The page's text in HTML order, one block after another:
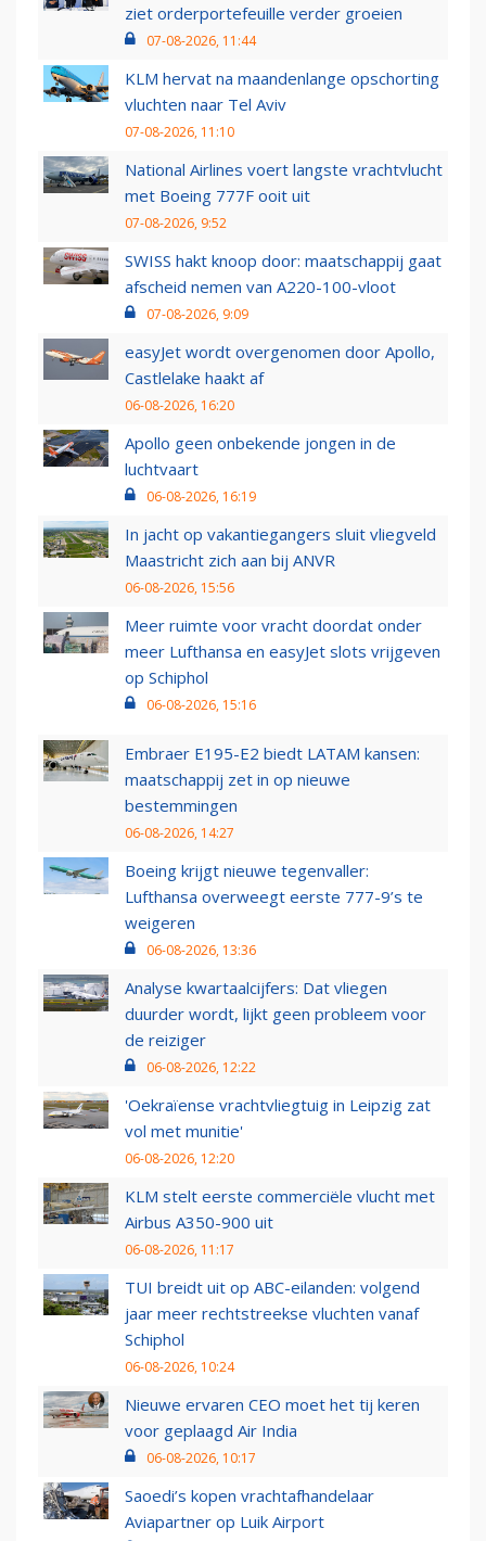
ziet orderportefeuille verder groeien
07-08-2026, 11:44
KLM hervat na maandenlange opschorting
vluchten naar Tel Aviv
07-08-2026, 11:10
National Airlines voert langste vrachtvlucht
met Boeing 777F ooit uit
07-08-2026, 9:52
SWISS hakt knoop door: maatschappij gaat
afscheid nemen van A220-100-vloot
07-08-2026, 9:09
easyJet wordt overgenomen door Apollo,
Castlelake haakt af
06-08-2026, 16:20
Apollo geen onbekende jongen in de
luchtvaart
06-08-2026, 16:19
In jacht op vakantiegangers sluit vliegveld
Maastricht zich aan bij ANVR
06-08-2026, 15:56
Meer ruimte voor vracht doordat onder
meer Lufthansa en easyJet slots vrijgeven
op Schiphol
06-08-2026, 15:16
Embraer E195-E2 biedt LATAM kansen:
maatschappij zet in op nieuwe
bestemmingen
06-08-2026, 14:27
Boeing krijgt nieuwe tegenvaller:
Lufthansa overweegt eerste 777-9’s te
weigeren
06-08-2026, 13:36
Analyse kwartaalcijfers: Dat vliegen
duurder wordt, lijkt geen probleem voor
de reiziger
06-08-2026, 12:22
'Oekraïense vrachtvliegtuig in Leipzig zat
vol met munitie'
06-08-2026, 12:20
KLM stelt eerste commerciële vlucht met
Airbus A350-900 uit
06-08-2026, 11:17
TUI breidt uit op ABC-eilanden: volgend
jaar meer rechtstreekse vluchten vanaf
Schiphol
06-08-2026, 10:24
Nieuwe ervaren CEO moet het tij keren
voor geplaagd Air India
06-08-2026, 10:17
Saoedi’s kopen vrachtafhandelaar
Aviapartner op Luik Airport